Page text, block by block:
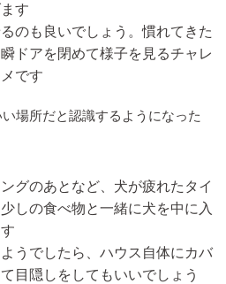
す
のも良いでしょう。慣れてきた
ドアを閉めて様子を見るチャレ
です
い場所だと認識するようになった
グのあとなど、犬が疲れたタイ
しの食べ物と一緒に犬を中に入
うでしたら、ハウス自体にカバ
目隠しをしてもいいでしょう